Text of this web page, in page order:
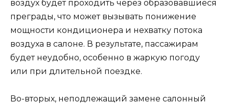
воздух будет проходить через образовавшиеся
преграды, что может вызывать понижение
мощности кондиционера и нехватку потока
воздуха в салоне. В результате, пассажирам
будет неудобно, особенно в жаркую погоду
или при длительной поездке.
Во-вторых, неподлежащий замене салонный